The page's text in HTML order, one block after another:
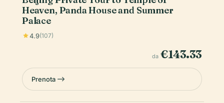
Heaven, Panda House and Summer
Palace
4.9(107)
da €143.33
Prenota